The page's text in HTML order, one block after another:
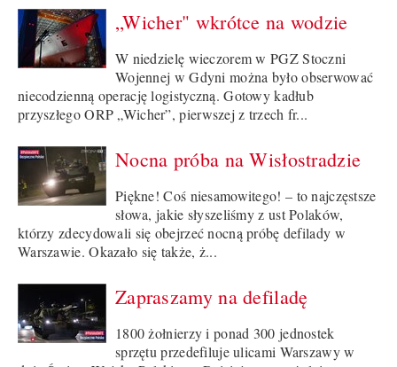
„Wicher" wkrótce na wodzie
W niedzielę wieczorem w PGZ Stoczni
Wojennej w Gdyni można było obserwować
niecodzienną operację logistyczną. Gotowy kadłub
przyszłego ORP „Wicher”, pierwszej z trzech fr...
Nocna próba na Wisłostradzie
Piękne! Coś niesamowitego! – to najczęstsze
słowa, jakie słyszeliśmy z ust Polaków,
którzy zdecydowali się obejrzeć nocną próbę defilady w
Warszawie. Okazało się także, ż...
Zapraszamy na defiladę
1800 żołnierzy i ponad 300 jednostek
sprzętu przedefiluje ulicami Warszawy w